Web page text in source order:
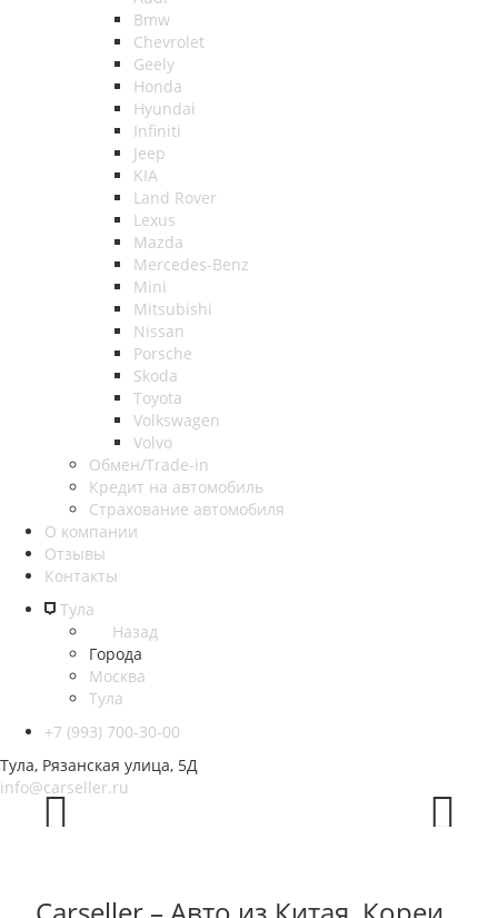
Bmw
Chevrolet
Geely
Honda
Hyundai
Infiniti
Jeep
KIA
Land Rover
Lexus
Mazda
Mercedes-Benz
Mini
Mitsubishi
Nissan
Porsche
Skoda
Toyota
Volkswagen
Volvo
Обмен/Trade-in
Кредит на автомобиль
Страхование автомобиля
О компании
Отзывы
Контакты
Тула
Назад
Города
Москва
Тула
+7 (993) 700-30-00
Тула, Рязанская улица, 5Д
info@carseller.ru